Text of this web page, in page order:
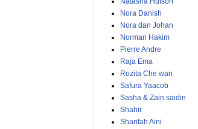
Nora Danish
Nora dan Johan
Norman Hakim
Pierre Andre
Raja Ema
Rozita Che wan
Safura Yaacob
Sasha & Zain saidin
Shahir
Sharifah Aini